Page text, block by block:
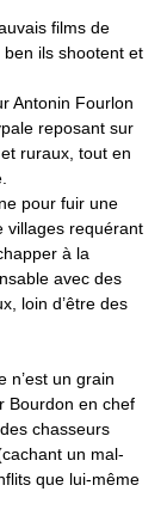
films de
ils shootent et
Antonin Fourlon
reposant sur
ruraux, tout en
pour fuir une
villages requérant
à la
avec des
loin d’être des
n’est un grain
Bourdon en chef
chasseurs
un mal-
que lui-même